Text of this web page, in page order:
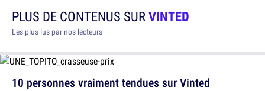
PLUS DE CONTENUS SURVINTED
Les plus lus par nos lecteurs
10 personnes vraiment tendues sur Vinted